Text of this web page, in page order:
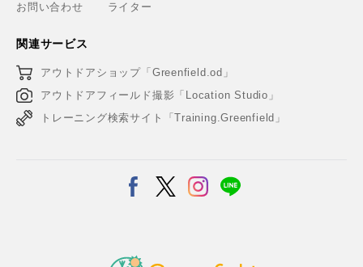
お問い合わせ
ライター
関連サービス
アウトドアショップ「Greenfield.od」
アウトドアフィールド撮影「Location Studio」
トレーニング検索サイト「Training.Greenfield」